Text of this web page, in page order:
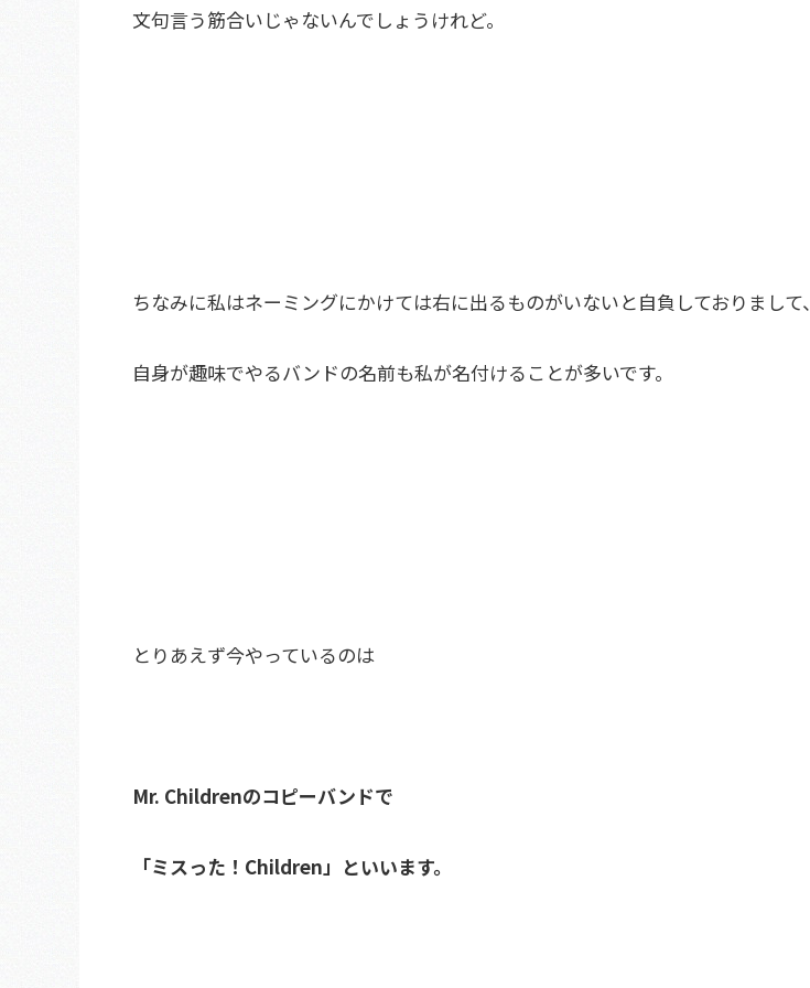
文句言う筋合いじゃないんでしょうけれど。
ちなみに私はネーミングにかけては右に出るものがいないと自負しておりまして、
自身が趣味でやるバンドの名前も私が名付けることが多いです。
とりあえず今やっているのは
Mr. Childrenのコピーバンドで
「ミスった！Children」といいます。